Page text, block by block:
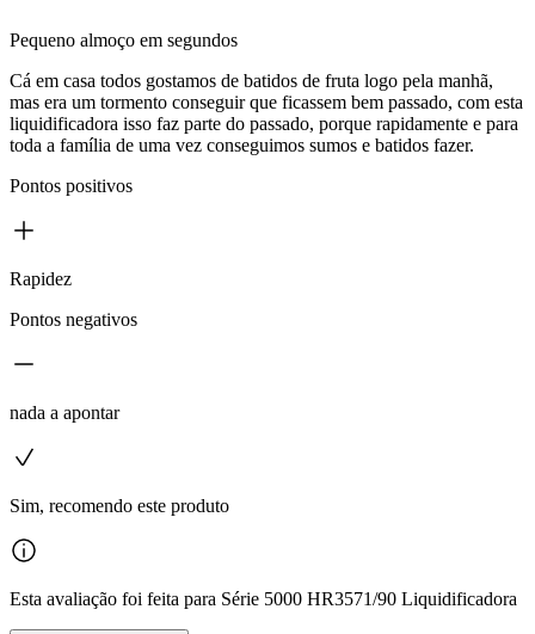
Pequeno almoço em segundos
Cá em casa todos gostamos de batidos de fruta logo pela manhã,
mas era um tormento conseguir que ficassem bem passado, com esta
liquidificadora isso faz parte do passado, porque rapidamente e para
toda a família de uma vez conseguimos sumos e batidos fazer.
Pontos positivos
Rapidez
Pontos negativos
nada a apontar
Sim, recomendo este produto
Esta avaliação foi feita para Série 5000 HR3571/90 Liquidificadora